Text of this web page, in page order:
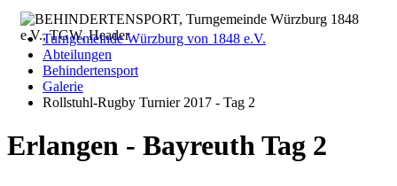
Turngemeinde Würzburg von 1848 e.V.
Abteilungen
Behindertensport
Galerie
Rollstuhl-Rugby Turnier 2017 - Tag 2
Erlangen - Bayreuth Tag 2